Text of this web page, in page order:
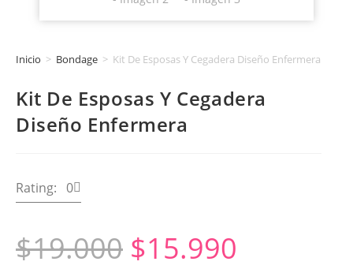
Inicio > Bondage > Kit De Esposas Y Cegadera Diseño Enfermera
Kit De Esposas Y Cegadera
Diseño Enfermera
Rating: 0
$19.000 $15.990